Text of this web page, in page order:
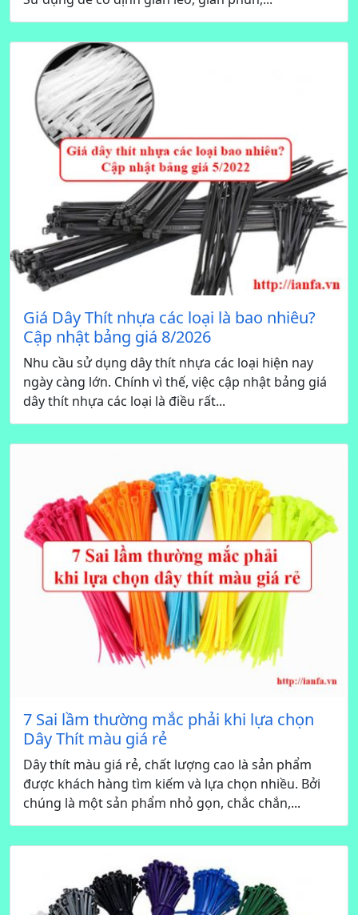
Giá Dây Thít nhựa các loại là bao nhiêu?
Cập nhật bảng giá 8/2026
Nhu cầu sử dụng dây thít nhựa các loại hiện nay
ngày càng lớn. Chính vì thế, việc cập nhật bảng giá
dây thít nhựa các loại là điều rất...
7 Sai lầm thường mắc phải khi lựa chọn
Dây Thít màu giá rẻ
Dây thít màu giá rẻ, chất lượng cao là sản phẩm
được khách hàng tìm kiếm và lựa chọn nhiều. Bởi
chúng là một sản phẩm nhỏ gọn, chắc chắn,...